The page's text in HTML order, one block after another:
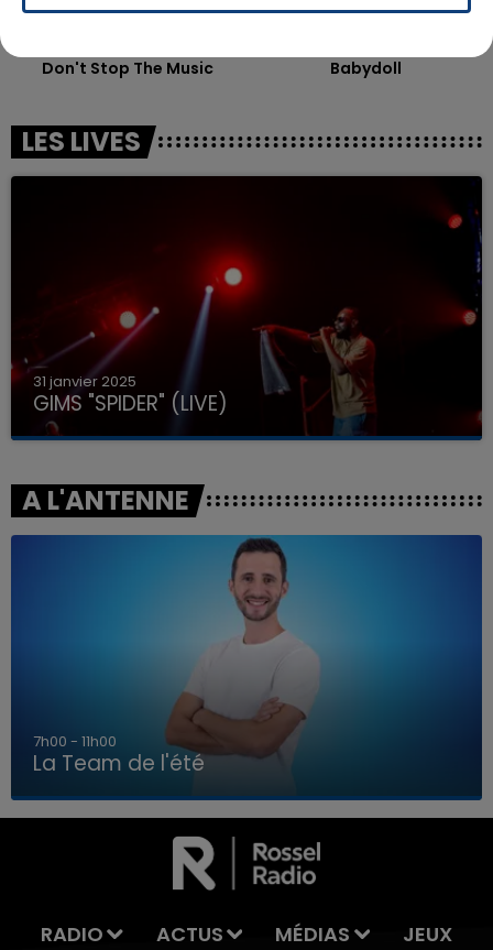
LA TEAM DE L'ÉTÉ
Don't Stop The Music Babydoll
LES LIVES
31 janvier 2025
GIMS "SPIDER" (LIVE)
A L'ANTENNE
7h00 - 11h00
La Team de l'été
RADIO ACTUS MÉDIAS JEUX